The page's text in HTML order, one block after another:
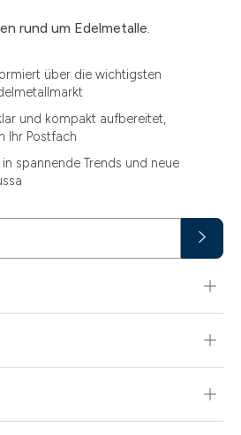
rund um Edelmetalle.
über die wichtigsten
und kompakt aufbereitet,
Ihr Postfach
spannende Trends und neue